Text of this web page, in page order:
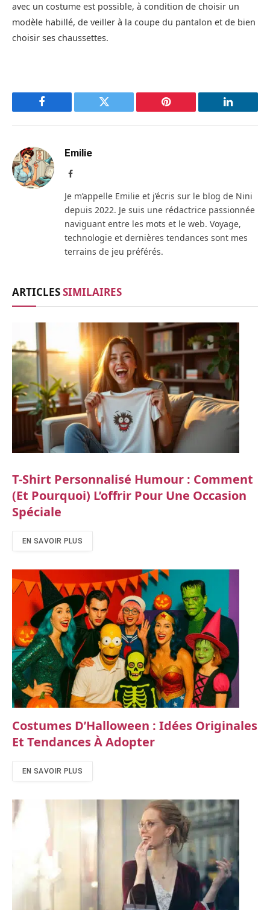
avec un costume est possible, à condition de choisir un
modèle habillé, de veiller à la coupe du pantalon et de bien
choisir ses chaussettes.
Facebook Twitter Pinterest LinkedIn
Emilie
Facebook
Je m’appelle Emilie et j’écris sur le blog de Nini
depuis 2022. Je suis une rédactrice passionnée
naviguant entre les mots et le web. Voyage,
technologie et dernières tendances sont mes
terrains de jeu préférés.
ARTICLESSIMILAIRES
T-Shirt Personnalisé Humour : Comment
(et Pourquoi) L’offrir Pour Une Occasion
Spéciale
EN SAVOIR PLUS
Costumes D’Halloween : Idées Originales
Et Tendances À Adopter
EN SAVOIR PLUS